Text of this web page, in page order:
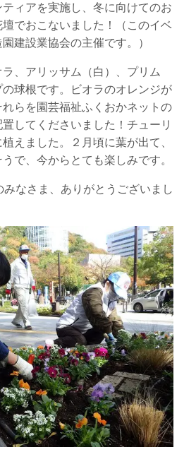
ィアを実施し、冬に向けてのお
でおこないました！（このイベ
建設業協会の主催です。）
、アリッサム（白）、プリム
球根です。ビオラのオレンジが
らを園芸福祉ふくおかネットの
してくださいました！チューリ
えました。２月頃に葉が出て、
で、今からとても楽しみです。
なさま、ありがとうございまし